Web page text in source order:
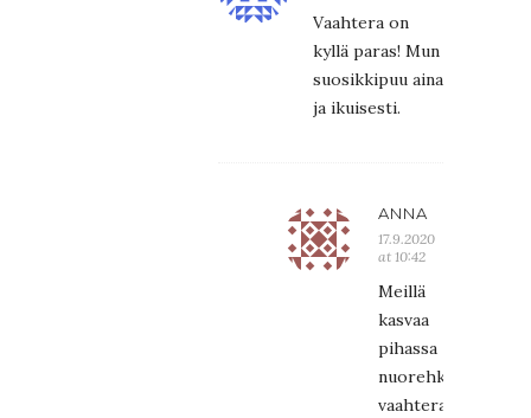
Vaahtera on
kyllä paras! Mun
suosikkipuu aina
ja ikuisesti.
ANNA
17.9.2020
at 10:42
Meillä
kasvaa
pihassa
nuorehko
vaahtera.